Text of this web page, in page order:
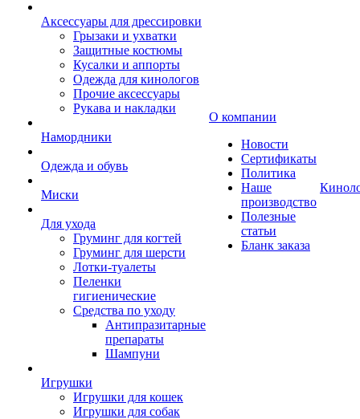
Аксессуары для дрессировки
Грызаки и ухватки
Защитные костюмы
Кусалки и аппорты
Одежда для кинологов
Прочие аксессуары
Рукава и накладки
Намордники
Одежда и обувь
Миски
Для ухода
Груминг для когтей
Груминг для шерсти
Лотки-туалеты
Пеленки
гигиенические
Средства по уходу
Антипразитарные
препараты
Шампуни
Игрушки
Игрушки для кошек
Игрушки для собак
О компании
Новости
Сертификаты
Политика
Наше
производство
Полезные
статьи
Бланк заказа